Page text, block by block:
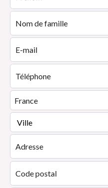
France
Ville